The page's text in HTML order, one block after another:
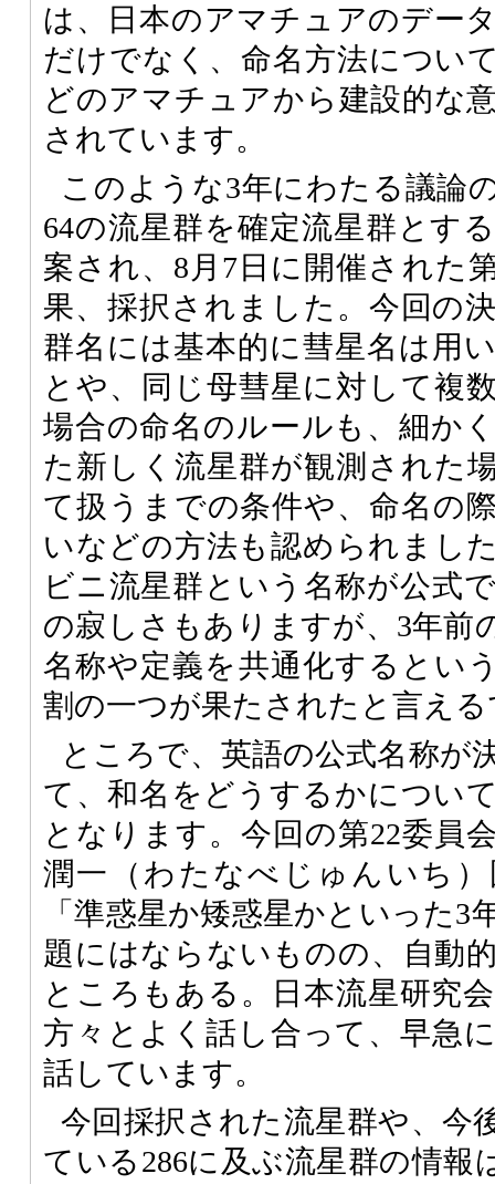
は、日本のアマチュアのデー
だけでなく、命名方法につい
どのアマチュアから建設的な
されています。
このような3年にわたる議論
64の流星群を確定流星群とす
案され、8月7日に開催された
果、採択されました。今回の
群名には基本的に彗星名は用
とや、同じ母彗星に対して複
場合の命名のルールも、細か
た新しく流星群が観測された
て扱うまでの条件や、命名の
いなどの方法も認められまし
ビニ流星群という名称が公式
の寂しさもありますが、3年前
名称や定義を共通化するとい
割の一つが果たされたと言え
ところで、英語の公式名称が
て、和名をどうするかについ
となります。今回の第22委員
潤一（わたなべじゅんいち
「準惑星か矮惑星かといった3
題にはならないものの、自動
ところもある。日本流星研究
方々とよく話し合って、早急
話しています。
今回採択された流星群や、今
ている286に及ぶ流星群の情報